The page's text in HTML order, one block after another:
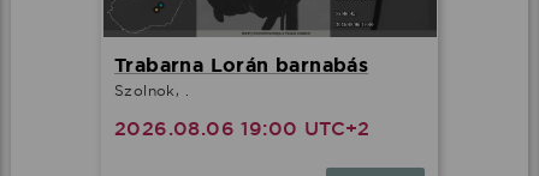
Trabarna Lorán barnabás
Szolnok, .
2026.08.06 19:00 UTC+2